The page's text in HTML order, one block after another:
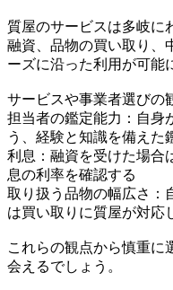
質屋のサービスは多岐に
融資、品物の買い取り、
ーズに沿った利用が可能
サービスや事業者選びの
担当者の鑑定能力：自身
う、経験と知識を備えた
利息：融資を受けた場合
息の利率を確認する
取り扱う品物の幅広さ：
は買い取りに質屋が対応
これらの観点から慎重に
会えるでしょう。